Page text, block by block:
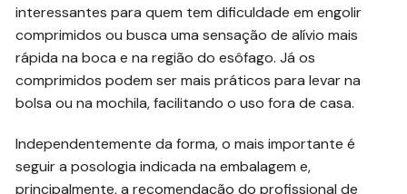
interessantes para quem tem dificuldade em engolir
comprimidos ou busca uma sensação de alívio mais
rápida na boca e na região do esôfago. Já os
comprimidos podem ser mais práticos para levar na
bolsa ou na mochila, facilitando o uso fora de casa.
Independentemente da forma, o mais importante é
seguir a posologia indicada na embalagem e,
principalmente, a recomendação do profissional de